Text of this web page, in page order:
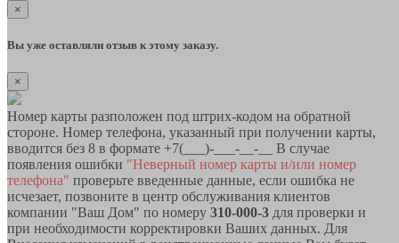
×
Вы уже оставляли отзыв к этому заказу.
×
Номер карты разположен под штрих-кодом на обратной
стороне. Номер телефона, указанный при получении карты,
вводится без 8 в формате +7(___)-___-__-__ В случае
появления ошибки "Неверный номер карты и/или номер
телефона" проверьте введенные данные, если ошибка не
исчезает, позвоните в центр обслуживания клиентов
компании "Ваш Дом" по номеру 310-000-3 для проверки и
при необходимости корректировки Ваших данных. Для